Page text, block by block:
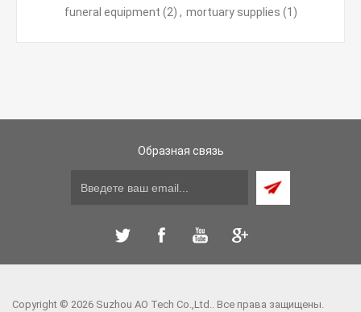
funeral equipment (2) , mortuary supplies (1)
Образная связь
Copyright © 2026 Suzhou AO Tech Co.,Ltd.. Все права защищены.